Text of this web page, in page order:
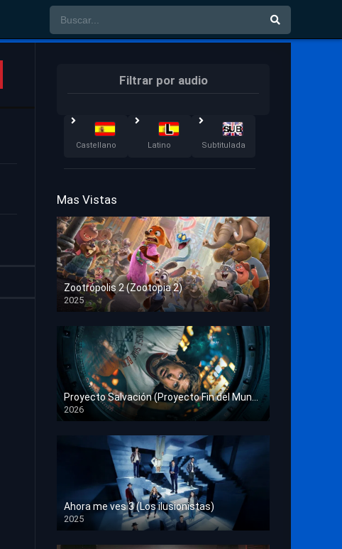
Filtrar por audio
Castellano Latino Subtitulada
Mas Vistas
Zootrópolis 2 (Zootopia 2)
2025
HD 1080p
Proyecto Salvación (Proyecto Fin del Mundo)
2026
HD 1080p
Ahora me ves 3 (Los ilusionistas)
2025
HD 1080p